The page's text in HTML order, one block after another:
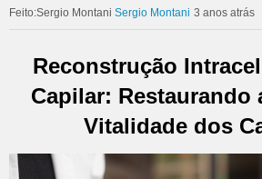
Sergio Montani 3 anos atrás
Reconstrução
Capilar: Restaurando
Vitalidade dos